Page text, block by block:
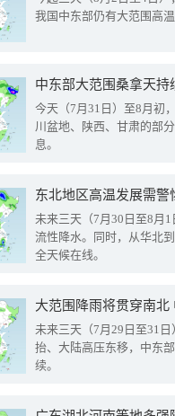
我国中东部仍有大范围高
中东部大范围桑拿天
今天（7月31日）至8月初
川盆地、陕西、甘肃的部
息。
东北地区高温发展需
未来三天（7月30日至8月
流性降水。同时，从华北
全天候在线。
大范围降雨将贯穿南
未来三天（7月29日至31
抬、大陆高压东移，中东
续。